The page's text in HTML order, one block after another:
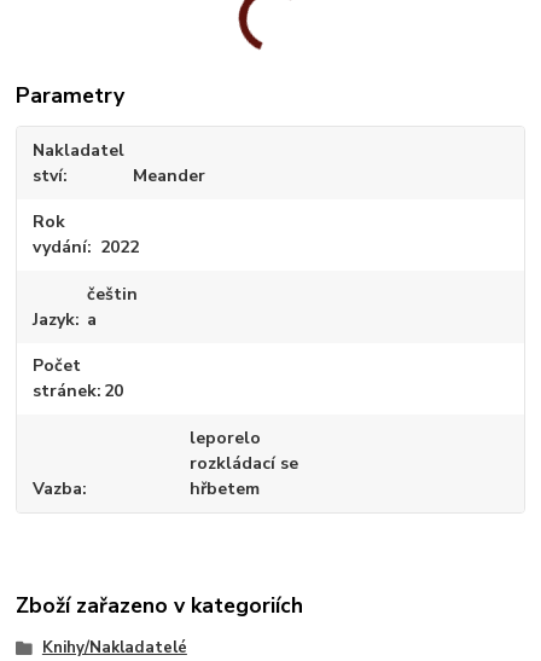
Parametry
Nakladatel
ství
Meander
Rok
vydání
2022
Jazyk
češtin
a
Počet
stránek 20
Vazba
leporelo
rozkládací se
hřbetem
Zboží zařazeno v kategoriích
Knihy/Nakladatelé